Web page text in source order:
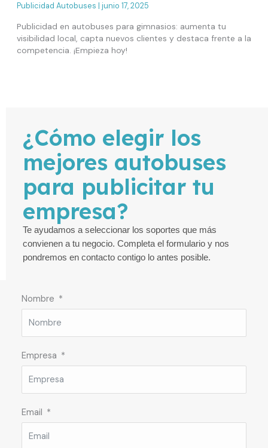
Publicidad Autobuses | junio 17, 2025
Publicidad en autobuses para gimnasios: aumenta tu
visibilidad local, capta nuevos clientes y destaca frente a la
competencia. ¡Empieza hoy!
¿Cómo elegir los
mejores autobuses
para publicitar tu
empresa?
Te ayudamos a seleccionar los soportes que más
convienen a tu negocio. Completa el formulario y nos
pondremos en contacto contigo lo antes posible.
Nombre
Empresa
Email